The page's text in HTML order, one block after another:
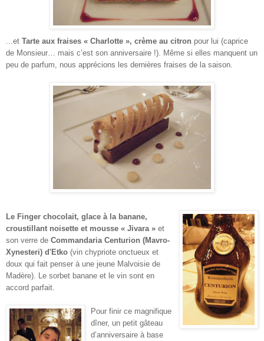
...et Tarte aux fraises « Charlotte », crème au citron pour lui (caprice
de Monsieur… mais c’est son anniversaire !). Même si elles manquent un
peu de parfum, nous apprécions les dernières fraises de la saison.
Le Finger chocolait, glace à la banane,
croustillant noisette et mousse « Jivara » et
son verre de Commandaria Centurion (Mavro-
Xynesteri) d'Etko (vin chypriote onctueux et
doux qui fait penser à une jeune Malvoisie de
Madère). Le sorbet banane et le vin sont en
accord parfait.
Pour finir ce magnifique
dîner, un petit gâteau
d’anniversaire à base